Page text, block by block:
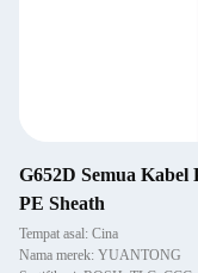
G652D Semua
PE Sheath
Tempat asal: Cina
Nama merek: YUANTONG